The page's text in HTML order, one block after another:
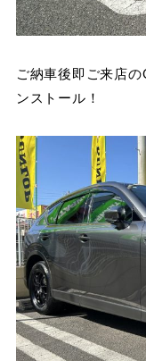
ご納車後即ご来店
ンストール！